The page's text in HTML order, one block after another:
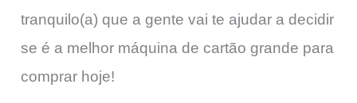
tranquilo(a) que a gente vai te ajudar a decidir
se é a melhor máquina de cartão grande para
comprar hoje!